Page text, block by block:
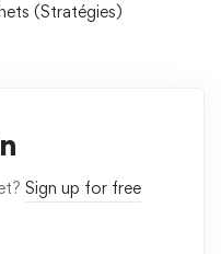
(Stratégies)
Sign up for free